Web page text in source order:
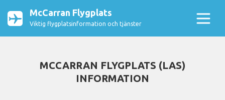
McCarran Flygplats
Viktig flygplatsinformation och tjänster
MCCARRAN FLYGPLATS (LAS)
INFORMATION